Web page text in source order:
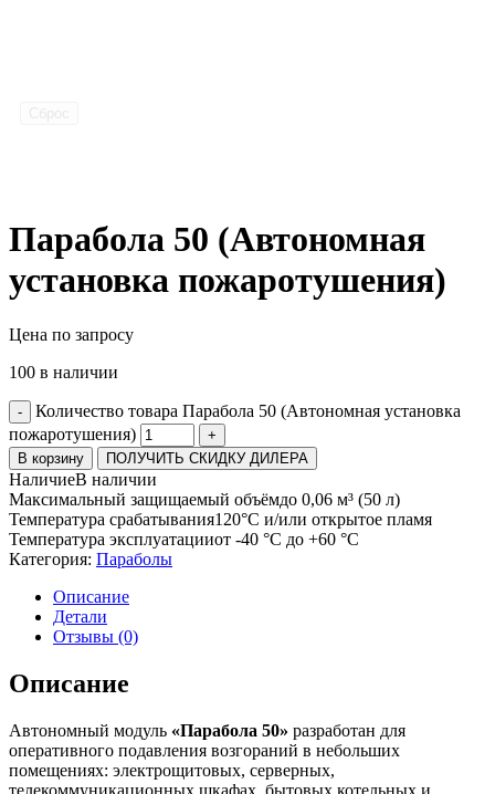
Парабола 50 (Автономная
установка пожаротушения)
Цена по запросу
100 в наличии
-
Количество товара Парабола 50 (Автономная установка
пожаротушения)
+
В корзину
ПОЛУЧИТЬ СКИДКУ ДИЛЕРА
НаличиеВ наличии
Максимальный защищаемый объёмдо 0,06 м³ (50 л)
Температура срабатывания120°С и/или открытое пламя
Температура эксплуатацииот -40 °C до +60 °C
Категория: Параболы
Описание
Детали
Отзывы (0)
Описание
Автономный модуль «Парабола 50» разработан для
оперативного подавления возгораний в небольших
помещениях: электрощитовых, серверных,
телекоммуникационных шкафах, бытовых котельных и